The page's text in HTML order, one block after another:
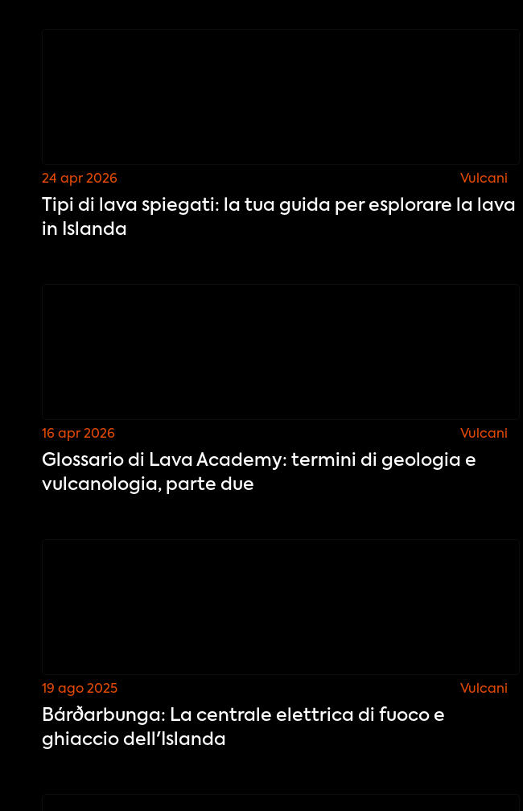
24 apr 2026 Vulcani
Tipi di lava spiegati: la tua guida per esplorare la lava
in Islanda
16 apr 2026 Vulcani
Glossario di Lava Academy: termini di geologia e
vulcanologia, parte due
19 ago 2025 Vulcani
Bárðarbunga: La centrale elettrica di fuoco e
ghiaccio dell'Islanda